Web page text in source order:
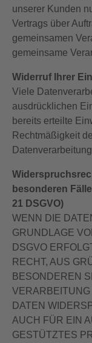
unserer Kunden
Vertrags über
gemeinsamen
gemeinsame
Widerruf Ihrer
Viele
ausdrücklichen
bereits erteilte
Rechtmäßigkeit
besonderen
21 DSGVO)
WENN DIE
GRUNDLAGE
DSGVO
RECHT, AUS
BESONDEREN
DATEN
AUCH FÜR EIN
GESTÜTZTES